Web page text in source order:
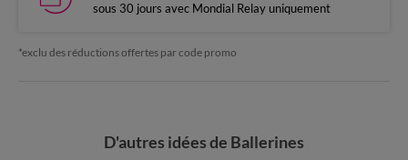
sous 30 jours avec Mondial Relay uniquement
*exclu des réductions offertes par code promo
D'autres idées de Ballerines